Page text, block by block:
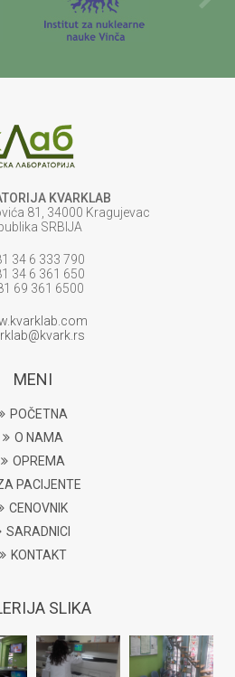
KVARKLAB
81, 34000 Kragujevac
SRBIJA
34 6 333 790
34 6 361 650
69 361 6500
MENI
POČETNA
O NAMA
OPREMA
PACIJENTE
CENOVNIK
SARADNICI
KONTAKT
SLIKA